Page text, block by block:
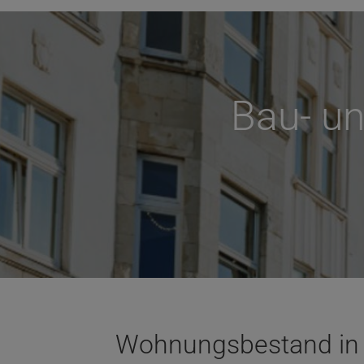
Bau-
Wohnungsbestand